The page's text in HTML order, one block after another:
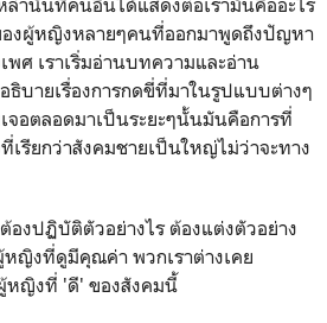
องผู้หญิงหลายๆคนที่ออกมาพูดถึงปัญหา
พศ เราเริ่มอ่านบทความและอ่าน
บายเรื่องการกดขี่ที่มาในรูปแบบต่างๆ
จอตลอดมาเป็นระยะๆนั้นมันคือการที่
เรียกว่าสังคมชายเป็นใหญ่ไม่ว่าจะทาง
งปฏิบัติตัวอย่างไร ต้องแต่งตัวอย่าง
หญิงที่ดูมีคุณค่า พวกเราต่างเคย
หญิงที่ 'ดี' ของสังคมนี้